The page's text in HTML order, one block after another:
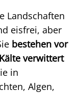
Landschaften
eisfrei, aber
bestehen vor
verwittert
in
Algen,